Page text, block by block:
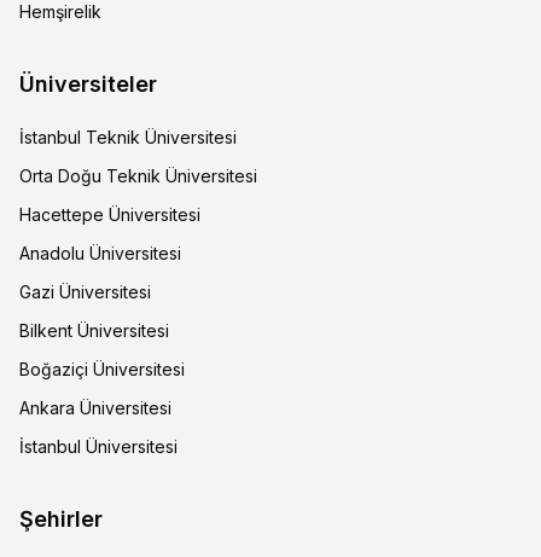
Hemşirelik
Üniversiteler
İstanbul Teknik Üniversitesi
Orta Doğu Teknik Üniversitesi
Hacettepe Üniversitesi
Anadolu Üniversitesi
Gazi Üniversitesi
Bilkent Üniversitesi
Boğaziçi Üniversitesi
Ankara Üniversitesi
İstanbul Üniversitesi
Şehirler